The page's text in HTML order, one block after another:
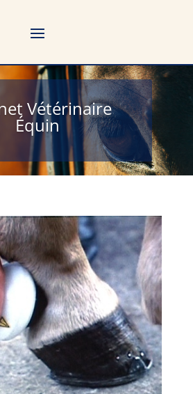
Vétérinaire
Équin